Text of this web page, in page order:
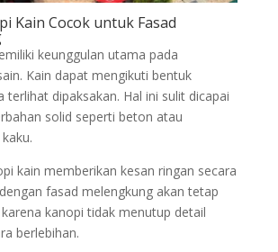
Kain Cocok untuk Fasad
keunggulan utama pada
Kain dapat mengikuti bentuk
terlihat dipaksakan. Hal ini sulit dicapai
solid seperti beton atau
kain memberikan kesan ringan secara
fasad melengkung akan tetap
kanopi tidak menutup detail
berlebihan.